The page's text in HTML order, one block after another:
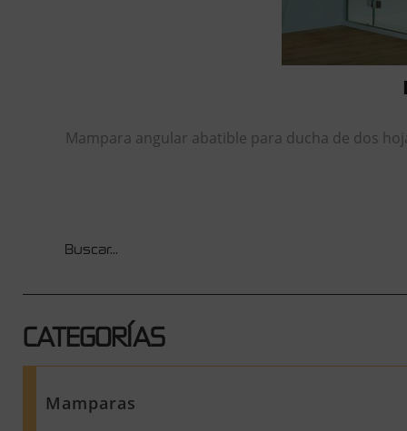
Mampara angular abatible para ducha de dos
CATEGORÍAS
Mamparas